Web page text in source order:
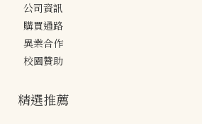
公司資訊
購買通路
異業合作
校園贊助
精選推薦